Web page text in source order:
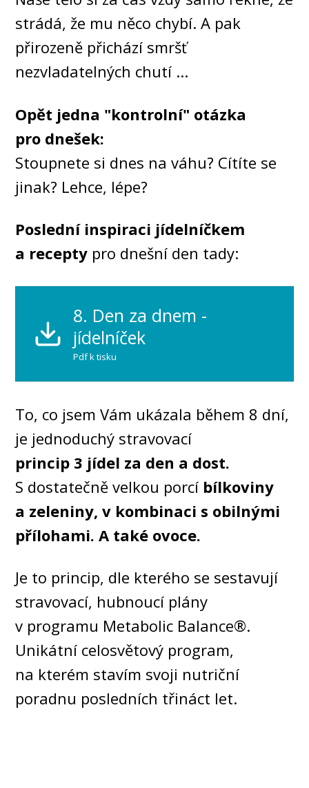
strádá, že mu něco chybí. A pak
přirozeně přichází smršť
nezvladatelných chutí ...
Opět jedna "kontrolní" otázka
pro dnešek:
Stoupnete si dnes na váhu? Cítíte se
jinak? Lehce, lépe?
Poslední inspiraci jídelníčkem
a recepty pro dnešní den tady:
8. Den za dnem -
jídelníček
Pdf k tisku
To, co jsem Vám ukázala během 8 dní,
je jednoduchý stravovací
princip 3 jídel za den a dost.
S dostatečně velkou porcí bílkoviny
a zeleniny, v kombinaci s obilnými
přílohami. A také ovoce.
Je to princip, dle kterého se sestavují
stravovací, hubnoucí plány
v programu Metabolic Balance®.
Unikátní celosvětový program,
na kterém stavím svoji nutriční
poradnu posledních třináct let.